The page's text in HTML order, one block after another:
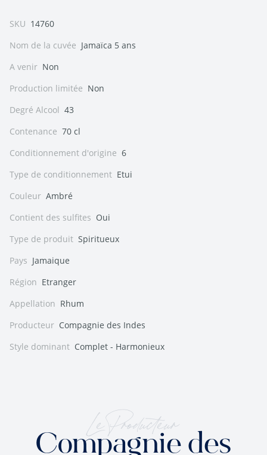
SKU 14760
Nom de la cuvée Jamaïca 5 ans
A venir Non
Production limitée Non
Degré Alcool 43
Contenance 70 cl
Conditionnement d'origine 6
Type de conditionnement Etui
Couleur Ambré
Contient des sulfites Oui
Type de produit Spiritueux
Pays Jamaique
Région Etranger
Appellation Rhum
Producteur Compagnie des Indes
Style dominant Complet - Harmonieux
Le Producteur
Compagnie des